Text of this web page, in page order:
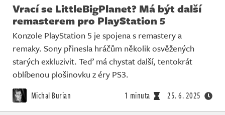
Vrací se LittleBigPlanet? Má být další
remasterem pro PlayStation 5
Konzole PlayStation 5 je spojena s remastery a
remaky. Sony přinesla hráčům několik osvěžených
starých exkluzivit. Teď má chystat další, tentokrát
oblíbenou plošinovku z éry PS3.
Michal Burian 1 minuta 25. 6. 2025